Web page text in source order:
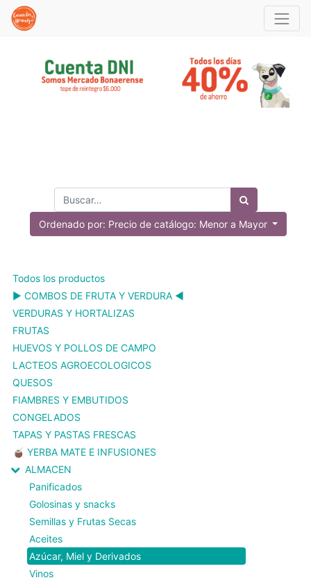
Ordenado por: Precio de catálogo: Menor a Mayor
Todos los productos
▶️ COMBOS DE FRUTA Y VERDURA ◀️
VERDURAS Y HORTALIZAS
FRUTAS
HUEVOS Y POLLOS DE CAMPO
LACTEOS AGROECOLOGICOS
QUESOS
FIAMBRES Y EMBUTIDOS
CONGELADOS
TAPAS Y PASTAS FRESCAS
🧉 YERBA MATE E INFUSIONES
ALMACEN
Panificados
Golosinas y snacks
Semillas y Frutas Secas
Aceites
Azúcar, Miel y Derivados
Vinos